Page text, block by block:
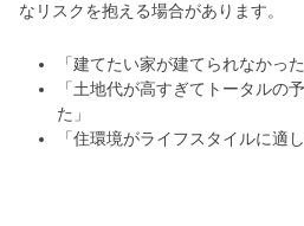
なリスクを抱える場合があります。
「建てたい家が建てられなかった
「土地代が高すぎてトータルの
た」
「住環境がライフスタイルに適